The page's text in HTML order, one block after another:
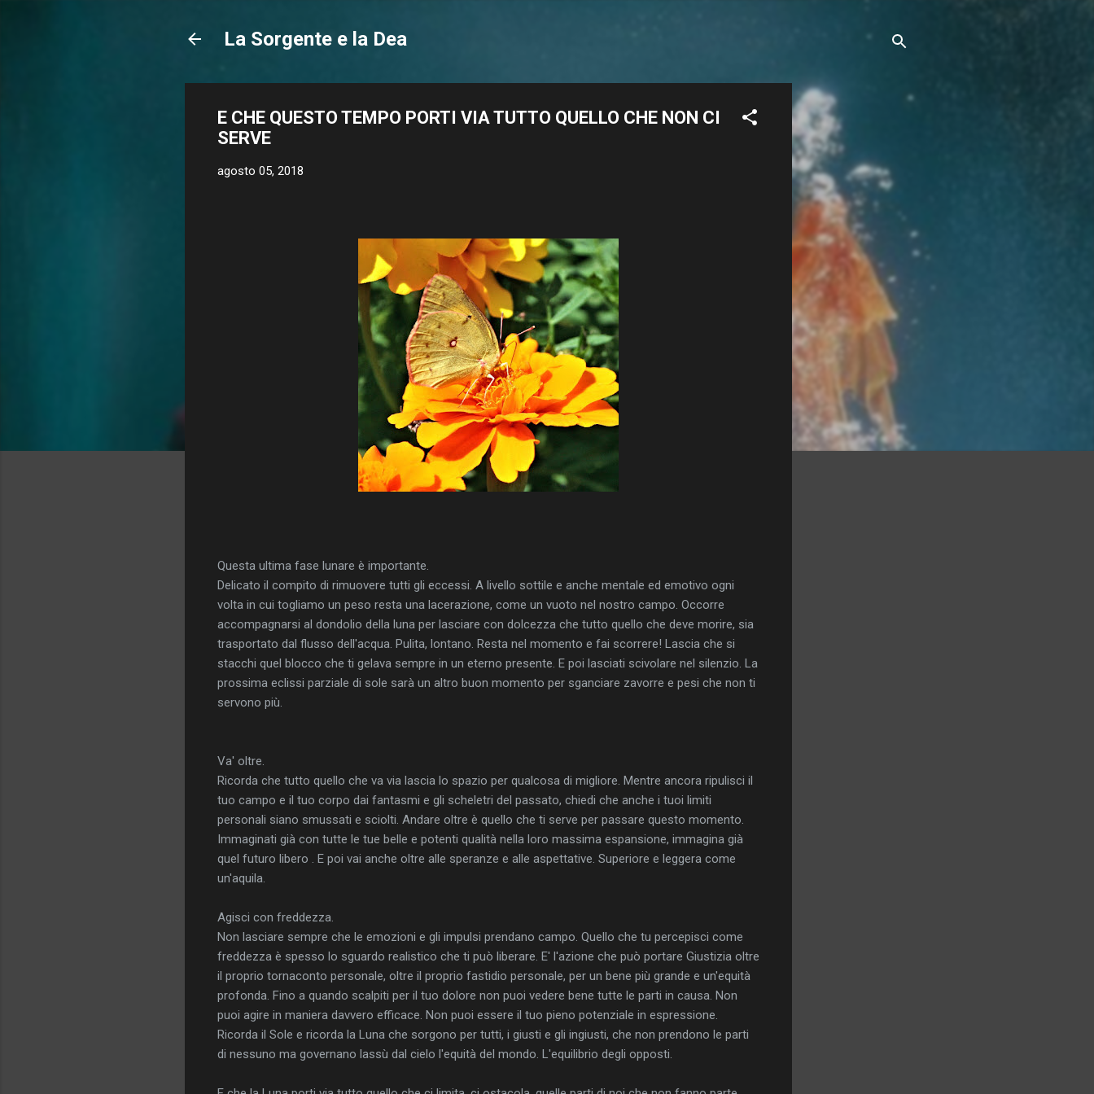
La Sorgente e la Dea
E CHE QUESTO TEMPO PORTI VIA TUTTO QUELLO CHE NON CI
SERVE
agosto 05, 2018
Questa ultima fase lunare è importante.
Delicato il compito di rimuovere tutti gli eccessi. A livello sottile e anche mentale ed emotivo ogni
volta in cui togliamo un peso resta una lacerazione, come un vuoto nel nostro campo. Occorre
accompagnarsi al dondolio della luna per lasciare con dolcezza che tutto quello che deve morire, sia
trasportato dal flusso dell'acqua. Pulita, lontano. Resta nel momento e fai scorrere! Lascia che si
stacchi quel blocco che ti gelava sempre in un eterno presente. E poi lasciati scivolare nel silenzio. La
prossima eclissi parziale di sole sarà un altro buon momento per sganciare zavorre e pesi che non ti
servono più.
Va' oltre.
Ricorda che tutto quello che va via lascia lo spazio per qualcosa di migliore. Mentre ancora ripulisci il
tuo campo e il tuo corpo dai fantasmi e gli scheletri del passato, chiedi che anche i tuoi limiti
personali siano smussati e sciolti. Andare oltre è quello che ti serve per passare questo momento.
Immaginati già con tutte le tue belle e potenti qualità nella loro massima espansione, immagina già
quel futuro libero . E poi vai anche oltre alle speranze e alle aspettative. Superiore e leggera come
un'aquila.
Agisci con freddezza.
Non lasciare sempre che le emozioni e gli impulsi prendano campo. Quello che tu percepisci come
freddezza è spesso lo sguardo realistico che ti può liberare. E' l'azione che può portare Giustizia oltre
il proprio tornaconto personale, oltre il proprio fastidio personale, per un bene più grande e un'equità
profonda. Fino a quando scalpiti per il tuo dolore non puoi vedere bene tutte le parti in causa. Non
puoi agire in maniera davvero efficace. Non puoi essere il tuo pieno potenziale in espressione.
Ricorda il Sole e ricorda la Luna che sorgono per tutti, i giusti e gli ingiusti, che non prendono le parti
di nessuno ma governano lassù dal cielo l'equità del mondo. L'equilibrio degli opposti.